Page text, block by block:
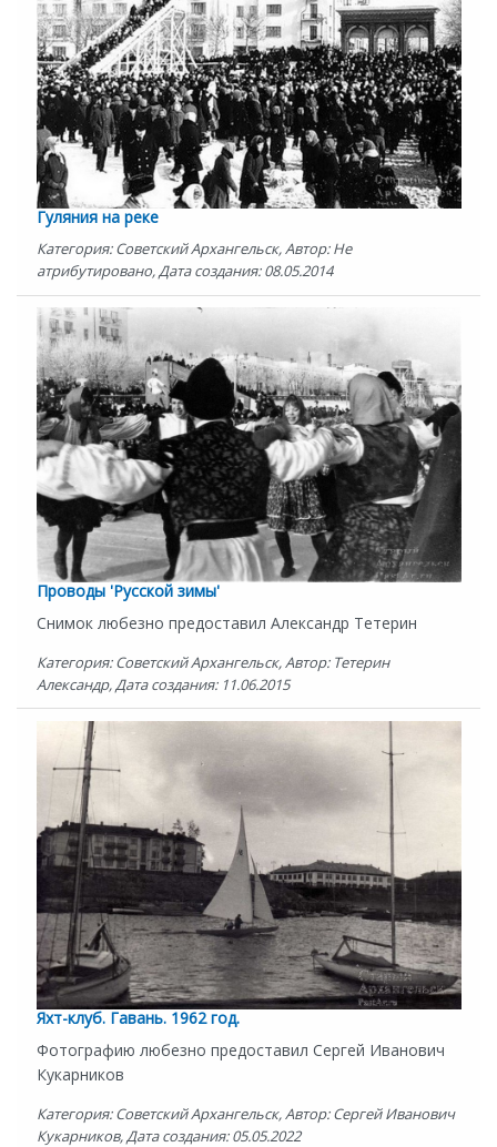
Гуляния на реке
Категория: Советский Архангельск, Автор: Не
атрибутировано, Дата создания: 08.05.2014
Проводы 'Русской зимы'
Снимок любезно предоставил Александр Тетерин
Категория: Советский Архангельск, Автор: Тетерин
Александр, Дата создания: 11.06.2015
Яхт-клуб. Гавань. 1962 год.
Фотографию любезно предоставил Сергей Иванович
Кукарников
Категория: Советский Архангельск, Автор: Сергей Иванович
Кукарников, Дата создания: 05.05.2022